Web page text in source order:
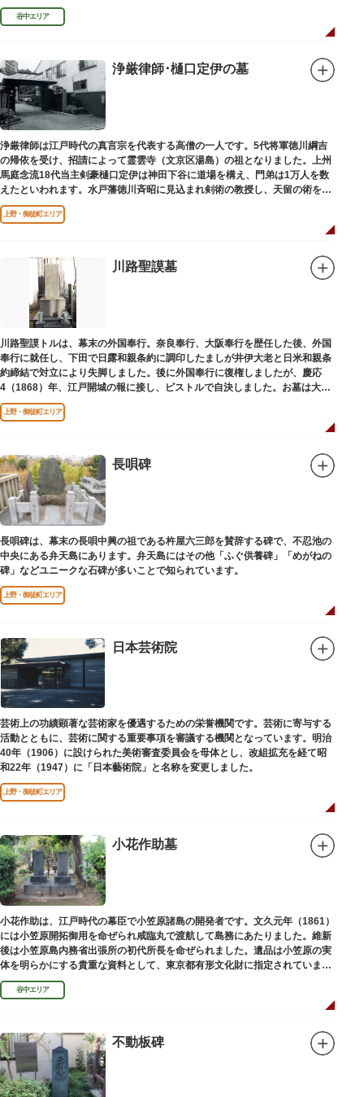
「長安寺板碑」として台東区の有形文化財に指定されています。
谷中エリア
浄厳律師･樋口定伊の墓
浄厳律師は江戸時代の真言宗を代表する高僧の一人です。5代将軍徳川綱吉
の帰依を受け、招請によって霊雲寺（文京区湯島）の祖となりました。上州
馬庭念流18代当主剣豪樋口定伊は神田下谷に道場を構え、門弟は1万人を数
えたといわれます。水戸藩徳川斉昭に見込まれ剣術の教授し、天留の術を創
案しました。お墓は妙極院（みょうごくいん）にあります。
上野・御徒町エリア
川路聖謨墓
川路聖謨トルは、幕末の外国奉行。奈良奉行、大阪奉行を歴任した後、外国
奉行に就任し、下田で日露和親条約に調印したましが井伊大老と日米和親条
約締結で対立により失脚しました。後に外国奉行に復権しましたが、慶応
4（1868）年、江戸開城の報に接し、ピストルで自決しました。お墓は大正
寺（たいしょうじ）にあります。
上野・御徒町エリア
長唄碑
長唄碑は、幕末の長唄中興の祖である杵屋六三郎を賛辞する碑で、不忍池の
中央にある弁天島にあります。弁天島にはその他「ふぐ供養碑」「めがねの
碑」などユニークな石碑が多いことで知られています。
上野・御徒町エリア
日本芸術院
芸術上の功績顕著な芸術家を優遇するための栄誉機関です。芸術に寄与する
活動とともに、芸術に関する重要事項を審議する機関となっています。明治
40年（1906）に設けられた美術審査委員会を母体とし、改組拡充を経て昭
和22年（1947）に「日本藝術院」と名称を変更しました。
上野・御徒町エリア
小花作助墓
小花作助は、江戸時代の幕臣で小笠原諸島の開発者です。文久元年（1861）
には小笠原開拓御用を命ぜられ咸臨丸で渡航して島務にあたりました。維新
後は小笠原島内務省出張所の初代所長を命ぜられました。遺品は小笠原の実
体を明らかにする貴重な資料として、東京都有形文化財に指定されていま
す。お墓は谷中霊園にあります。
谷中エリア
不動板碑